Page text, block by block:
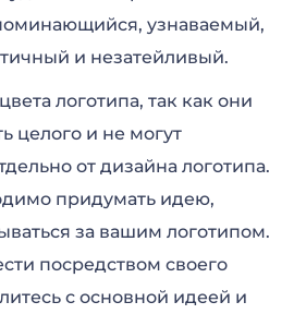
узнаваемый,
и незатейливый.
логотипа, так как они
целого и не могут
от дизайна логотипа.
придумать идею,
за вашим логотипом.
посредством своего
с основной идеей и